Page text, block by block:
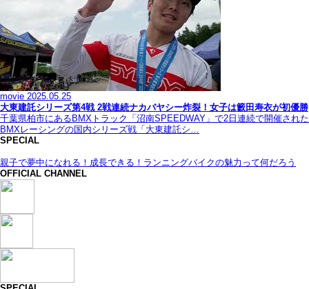
movie 2025.05.25
大東建託シリーズ第4戦 2戦連続ナカバヤシー炸裂！女子は籔田寿衣が初優勝
千葉県柏市にあるBMXトラック「沼南SPEEDWAY」で2日連続で開催された
BMXレーシングの国内シリーズ戦「大東建託シ…
SPECIAL
親子で夢中になれる！成長できる！ランニングバイクの魅力って何だろう
OFFICIAL CHANNEL